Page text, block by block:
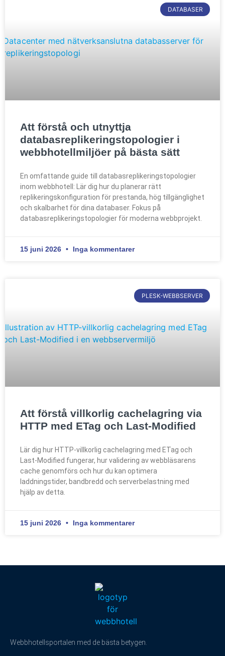
DATABASER
Att förstå och utnyttja
databasreplikeringstopologier i
webbhotellmiljöer på bästa sätt
En omfattande guide till databasreplikeringstopologier
inom webbhotell: Lär dig hur du planerar rätt
replikeringskonfiguration för prestanda, hög tillgänglighet
och skalbarhet för dina databaser. Fokus på
databasreplikeringstopologier för moderna webbprojekt.
15 juni 2026 Inga kommentarer
PLESK-WEBBSERVER
Att förstå villkorlig cachelagring via
HTTP med ETag och Last-Modified
Lär dig hur HTTP-villkorlig cachelagring med ETag och
Last-Modified fungerar, hur validering av webbläsarens
cache genomförs och hur du kan optimera
laddningstider, bandbredd och serverbelastning med
hjälp av detta.
15 juni 2026 Inga kommentarer
Webbhotellsportalen med de bästa betygen.